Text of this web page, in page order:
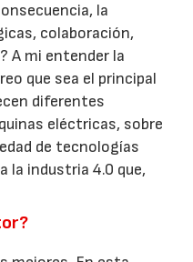
la
colaboración,
A mi entender la
que sea el principal
diferentes
eléctricas, sobre
de tecnologías
la industria 4.0 que,